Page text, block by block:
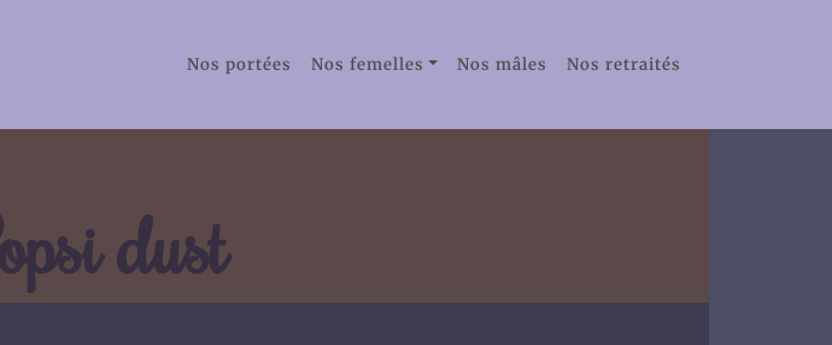
Nos portées Nos femelles Nos mâles Nos retraités
dust